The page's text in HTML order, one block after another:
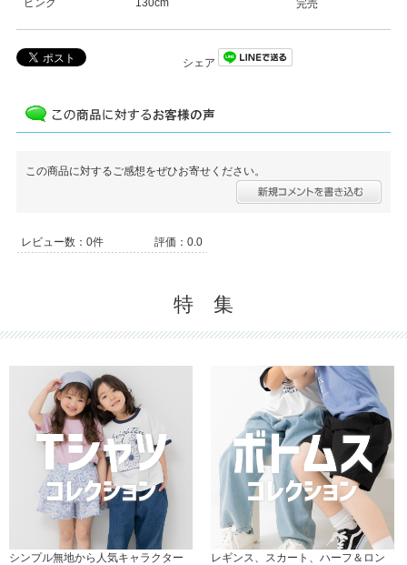
ピンク 130cm 完売
シェア
この商品に対するご感想をぜひお寄せください。
レビュー数：0件 評価：0.0
特 集
シンプル無地から人気キャラクター
レギンス、スカート、ハーフ＆ロン